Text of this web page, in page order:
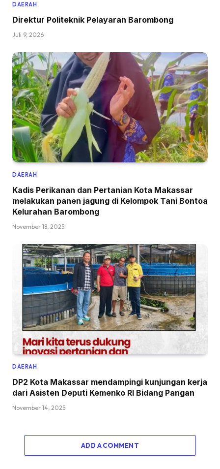
DAERAH
Direktur Politeknik Pelayaran Barombong
Juli 9, 2026
DAERAH
Kadis Perikanan dan Pertanian Kota Makassar
melakukan panen jagung di Kelompok Tani Bontoa
Kelurahan Barombong
November 18, 2025
DAERAH
DP2 Kota Makassar mendampingi kunjungan kerja
dari Asisten Deputi Kemenko RI Bidang Pangan
November 14, 2025
ADD A COMMENT